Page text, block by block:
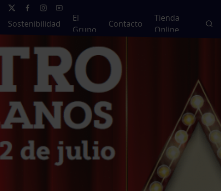
Sostenibilidad
El
Grupo
Contacto
Tienda
Online